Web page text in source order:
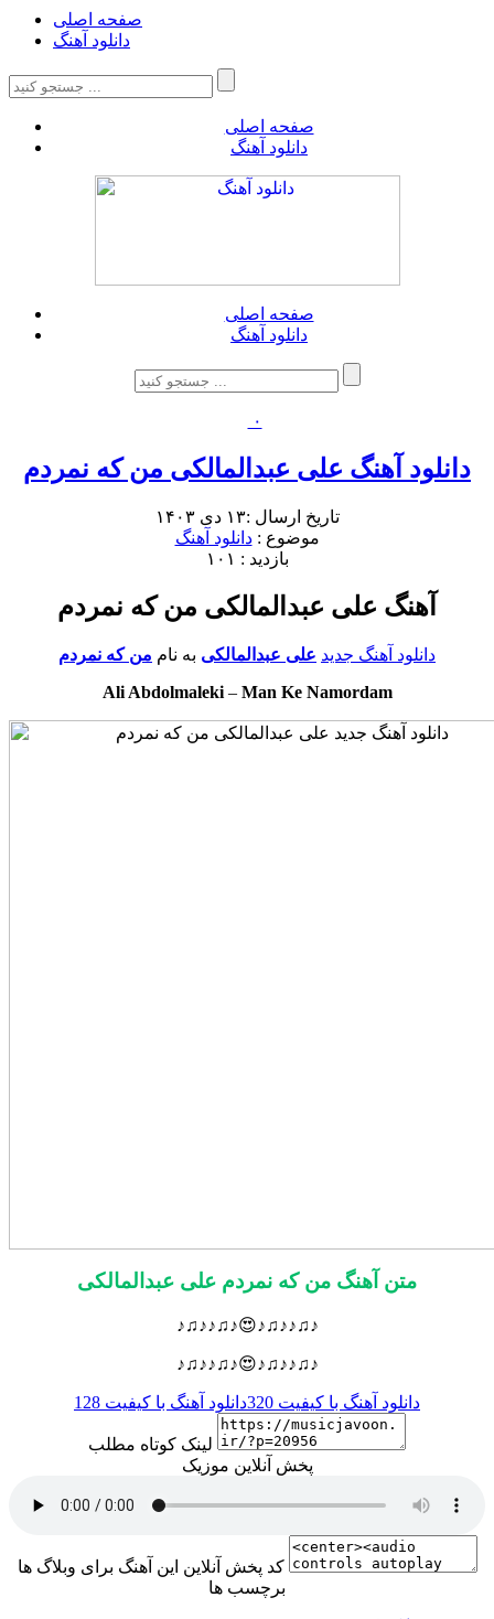
صفحه اصلی
دانلود آهنگ
صفحه اصلی
دانلود آهنگ
صفحه اصلی
دانلود آهنگ
۰
دانلود آهنگ علی عبدالمالکی من که نمردم
تاریخ ارسال :۱۳ دی ۱۴۰۳
موضوع :دانلود آهنگ
بازدید : ۱۰۱
آهنگ علی عبدالمالکی من که نمردم
دانلود آهنگ جدید علی عبدالمالکی به نام من که نمردم
Ali Abdolmaleki– Man Ke Namordam
متن آهنگ من که نمردم علی عبدالمالکی
♪♫♪♪♫♪😍♪♫♪♪♫♪
♪♫♪♪♫♪😍♪♫♪♪♫♪
دانلود آهنگ با کیفیت 320 دانلود آهنگ با کیفیت 128
لینک کوتاه مطلب
پخش آنلاین موزیک
کد پخش آنلاین این آهنگ برای وبلاگ ها
برچسب ها